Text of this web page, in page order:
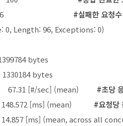
96 #실패한 요청수
0, Length: 96, Exceptions: 0)
bytes
bytes
67.31 [#/sec] (mean) #초당
[ms] (mean) #요청당
[ms] (mean, across all